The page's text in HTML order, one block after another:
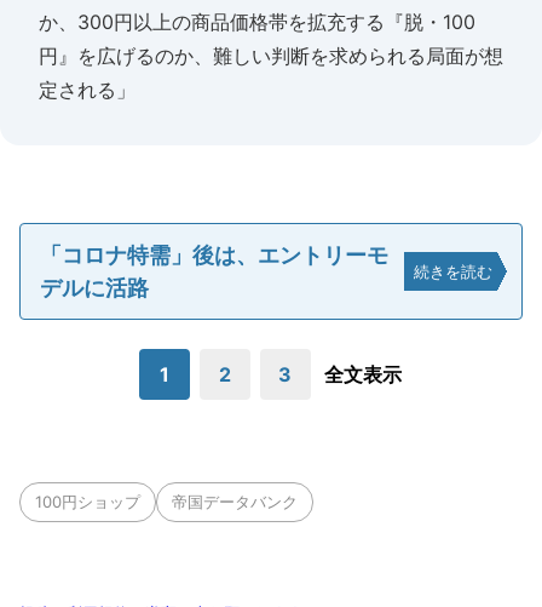
か、300円以上の商品価格帯を拡充する『脱・100
円』を広げるのか、難しい判断を求められる局面が想
定される」
「コロナ特需」後は、エントリーモ
デルに活路
続きを読む
1 2 3 全文表示
100円ショップ 帝国データバンク